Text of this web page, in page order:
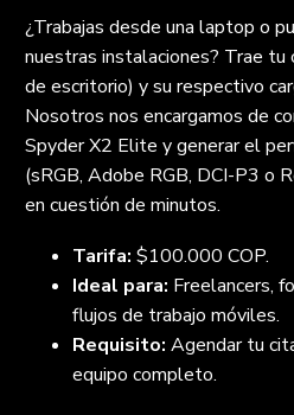
¿Trabajas desde una laptop o
nuestras instalaciones? Trae
de escritorio) y su respectivo
Nosotros nos encargamos de
Spyder X2 Elite y generar el
(sRGB, Adobe RGB, DCI-P3 o
en cuestión de minutos.
Tarifa: $100.000 COP.
Ideal para: Freelancers,
flujos de trabajo móviles.
Requisito: Agendar tu
equipo completo.